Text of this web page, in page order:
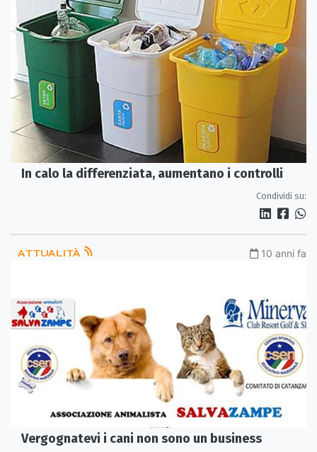
In calo la differenziata, aumentano i controlli
Condividi su:
ATTUALITÀ 10 anni fa
Vergognatevi i cani non sono un business